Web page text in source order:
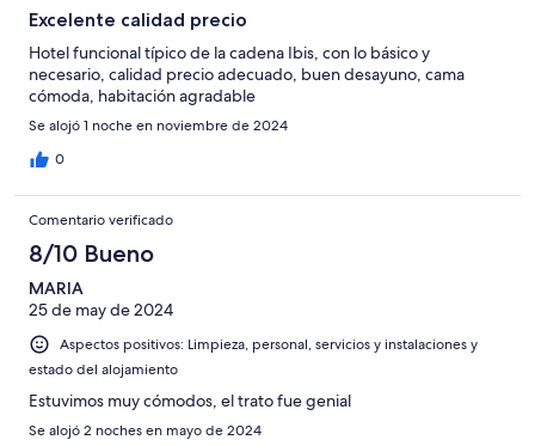
Excelente calidad precio
Hotel funcional típico de la cadena Ibis, con lo básico y
necesario, calidad precio adecuado, buen desayuno, cama
cómoda, habitación agradable
Se alojó 1 noche en noviembre de 2024
0
Comentario verificado
8/10 Bueno
MARIA
25 de may de 2024
Aspectos positivos: Limpieza, personal, servicios y instalaciones y
estado del alojamiento
Estuvimos muy cómodos, el trato fue genial
Se alojó 2 noches en mayo de 2024